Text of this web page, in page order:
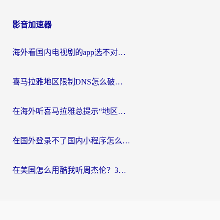
影音加速器
海外看国内电视剧的app选不对？这份回国加速器避坑指南帮你流畅追剧
喜马拉雅地区限制DNS怎么破？海外党听国内音乐听书的终极解决方案
在海外听喜马拉雅总提示“地区限制”？3步轻松解除+听国内音乐全攻略
在国外登录不了国内小程序怎么办？选对回国加速器，轻松解锁国内资源
在美国怎么用酷我听周杰伦？3步搞定海外听歌难题